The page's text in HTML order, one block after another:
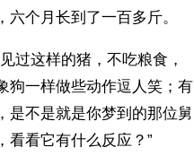
个月长到了一百多斤。
过这样的猪，不吃粮食，
狗一样做些动作逗人笑；有
是不是就是你梦到的那位舅
看看它有什么反应？”